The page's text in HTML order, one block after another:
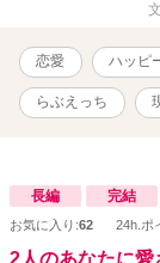
恋愛 ハッピ
らぶえっち
長編 完結
お気に入り:62 24h.ポ